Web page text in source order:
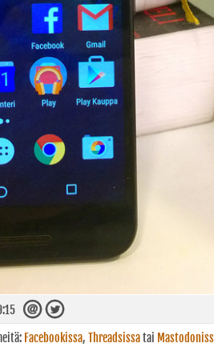
Facebookissa, Threadsissatai